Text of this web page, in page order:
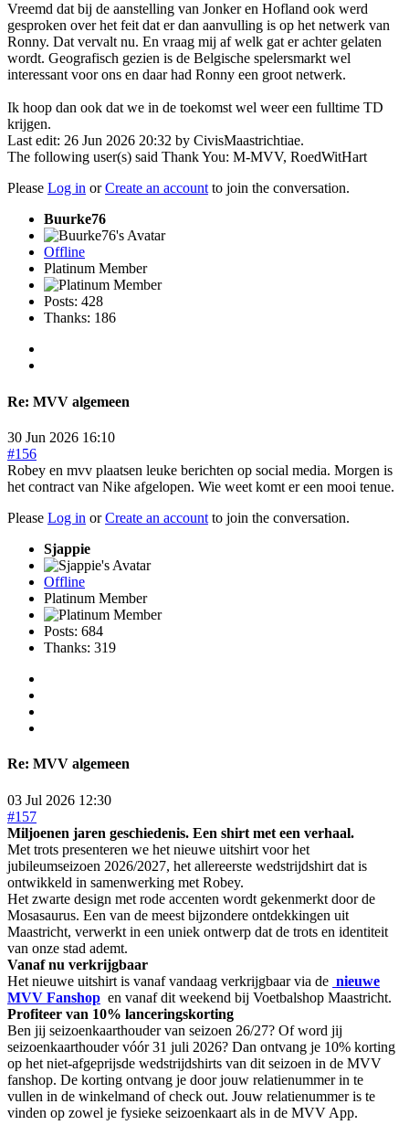
Vreemd dat bij de aanstelling van Jonker en Hofland ook werd
gesproken over het feit dat er dan aanvulling is op het netwerk van
Ronny. Dat vervalt nu. En vraag mij af welk gat er achter gelaten
wordt. Geografisch gezien is de Belgische spelersmarkt wel
interessant voor ons en daar had Ronny een groot netwerk.
Ik hoop dan ook dat we in de toekomst wel weer een fulltime TD
krijgen.
Last edit: 26 Jun 2026 20:32 by CivisMaastrichtiae.
The following user(s) said Thank You: M-MVV, RoedWitHart
Please Log in orCreate an accountto join the conversation.
Buurke76
Offline
Platinum Member
Posts: 428
Thanks: 186
Re: MVV algemeen
30 Jun 2026 16:10
#156
Robey en mvv plaatsen leuke berichten op social media. Morgen is
het contract van Nike afgelopen. Wie weet komt er een mooi tenue.
Please Log in orCreate an account to join the conversation.
Sjappie
Offline
Platinum Member
Posts: 684
Thanks: 319
Re: MVV algemeen
03 Jul 2026 12:30
#157
Miljoenen jaren geschiedenis. Een shirt met een verhaal.
Met trots presenteren we het nieuwe uitshirt voor het
jubileumseizoen 2026/2027, het allereerste wedstrijdshirt dat is
ontwikkeld in samenwerking met Robey.
Het zwarte design met rode accenten wordt gekenmerkt door de
Mosasaurus. Een van de meest bijzondere ontdekkingen uit
Maastricht, verwerkt in een uniek ontwerp dat de trots en identiteit
van onze stad ademt.
Vanaf nu verkrijgbaar
Het nieuwe uitshirt is vanaf vandaag verkrijgbaar via de nieuwe
MVV Fanshop en vanaf dit weekend bij Voetbalshop Maastricht.
Profiteer van 10% lanceringskorting
Ben jij seizoenkaarthouder van seizoen 26/27? Of word jij
seizoenkaarthouder vóór 31 juli 2026? Dan ontvang je 10% korting
op het niet-afgeprijsde wedstrijdshirts van dit seizoen in de MVV
fanshop. De korting ontvang je door jouw relatienummer in te
vullen in de winkelmand of check out. Jouw relatienummer is te
vinden op zowel je fysieke seizoenkaart als in de MVV App.